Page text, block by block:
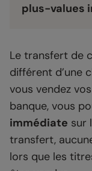
plus-values
Le transfert de
différent d’une
vous vendez
banque, vous
immédiate sur
transfert,
lors que les